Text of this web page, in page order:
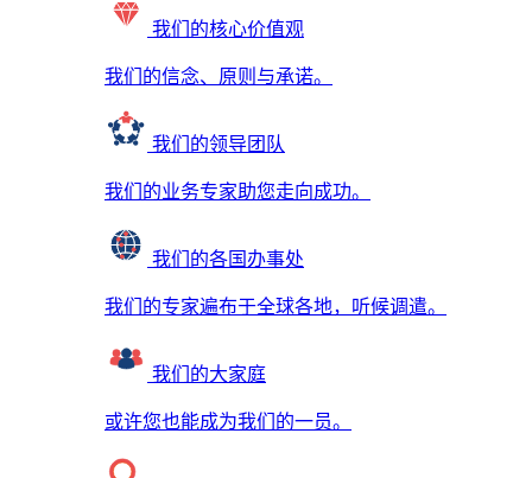
我们的核心价值观
我们的信念、原则与承诺。
我们的领导团队
我们的业务专家助您走向成功。
我们的各国办事处
我们的专家遍布于全球各地，听候调遣。
我们的大家庭
或许您也能成为我们的一员。